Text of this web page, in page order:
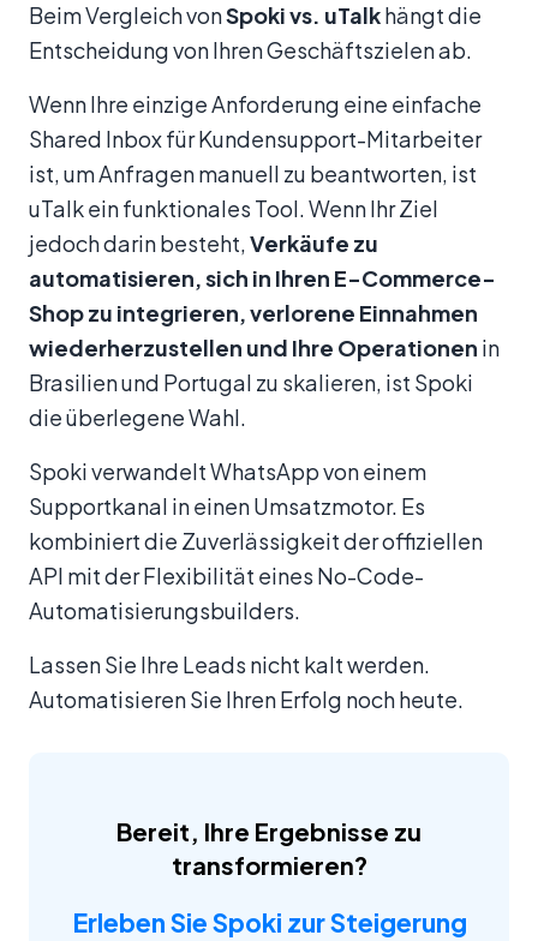
Beim Vergleich vonSpoki vs. uTalkhängt die
Entscheidung von Ihren Geschäftszielen ab.
Wenn Ihre einzige Anforderung eine einfache
Shared Inbox für Kundensupport-Mitarbeiter
ist, um Anfragen manuell zu beantworten, ist
uTalk ein funktionales Tool. Wenn Ihr Ziel
jedoch darin besteht,Verkäufe zu
automatisieren, sich in Ihren E-Commerce-
Shop zu integrieren, verlorene Einnahmen
wiederherzustellen und Ihre Operationen in
Brasilien und Portugal zu skalieren, ist Spoki
die überlegene Wahl.
Spoki verwandelt WhatsApp von einem
Supportkanal in einen Umsatzmotor. Es
kombiniert die Zuverlässigkeit der offiziellen
API mit der Flexibilität eines No-Code-
Automatisierungsbuilders.
Lassen Sie Ihre Leads nicht kalt werden.
Automatisieren Sie Ihren Erfolg noch heute.
Bereit, Ihre Ergebnisse zu
transformieren?
Erleben Sie Spoki zur Steigerung